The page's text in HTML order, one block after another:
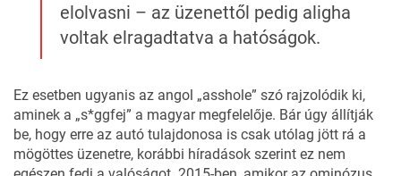
elolvasni – az üzenettől pedig aligha
voltak elragadtatva a hatóságok.
Ez esetben ugyanis az angol „asshole” szó rajzolódik ki,
aminek a „s*ggfej” a magyar megfelelője. Bár úgy állítják
be, hogy erre az autó tulajdonosa is csak utólag jött rá a
mögöttes üzenetre, korábbi híradások szerint ez nem